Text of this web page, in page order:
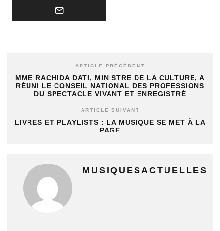
ARTICLE PRÉCÉDENT
MME RACHIDA DATI, MINISTRE DE LA CULTURE, A
RÉUNI LE CONSEIL NATIONAL DES PROFESSIONS
DU SPECTACLE VIVANT ET ENREGISTRÉ
ARTICLE SUIVANT
LIVRES ET PLAYLISTS : LA MUSIQUE SE MET À LA
PAGE
MUSIQUESACTUELLES